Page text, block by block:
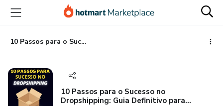
para
conteúdo
principal
para
pagamento
para
rodapé
10 Passos para o Sucesso no Dropshipping: Guia Definitivo para Iniciantes
10 Passos para o Sucesso no
Dropshipping: Guia Definitivo para